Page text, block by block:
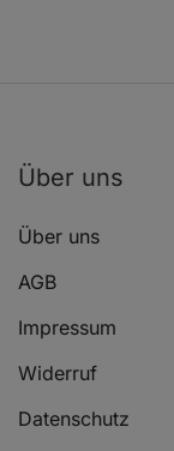
DACIA SANDERO
Über uns
Über uns
AGB
Impressum
Widerruf
Datenschutz